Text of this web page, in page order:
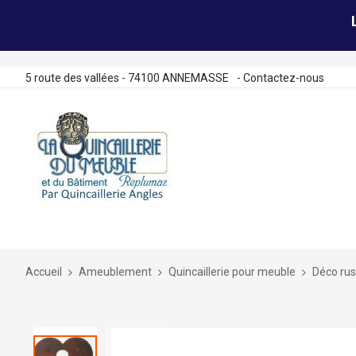
5 route des vallées - 74100 ANNEMASSE - Contactez-nous
Accueil Ameublement Quincaillerie pour meuble Déco
Skip
to